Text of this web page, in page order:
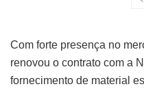
Com forte presença no
renovou o contrato com a
fornecimento de material